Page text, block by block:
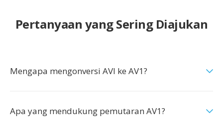
Pertanyaan yang Sering Diajukan
Mengapa mengonversi AVI ke AV1?
Apa yang mendukung pemutaran AV1?